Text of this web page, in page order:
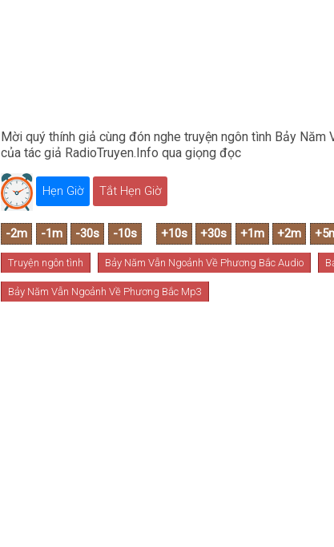
Mời quý thính giả cùng đón nghe truyện ngôn tình Bảy Năm
của tác giả RadioTruyen.Info qua giọng đọc
Hẹn Giờ Tắt Hẹn Giờ
Truyện ngôn tình Bảy Năm Vẫn Ngoảnh Về Phương Bắc Audio
Bảy Năm Vẫn Ngoảnh Về Phương Bắc Mp3